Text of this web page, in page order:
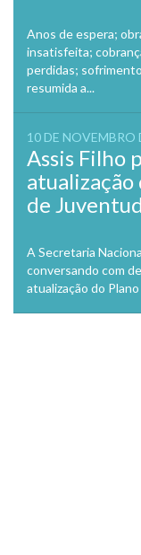
Anos de espera;
insatisfeita;
perdidas;
resumida a...
10 DE NOVEMBRO
Assis Filho
atualização
de
A Secretaria
conversando com
atualização do